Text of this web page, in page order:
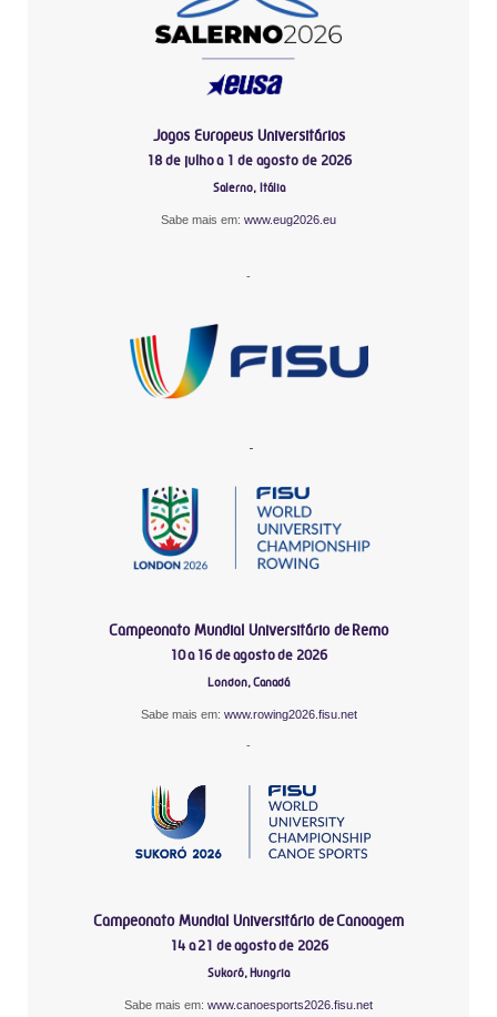
Jogos Europeus Universitários
18 de julho a 1 de agosto de 2026
Salerno, Itália
Sabe mais em: www.eug2026.eu
-
-
Campeonato Mundial Universitário de Remo
10 a 16 de agosto de 2026
London, Canadá
Sabe mais em: www.rowing2026.fisu.net
-
Campeonato Mundial Universitário de Canoagem
14 a 21 de agosto de 2026
Sukoró, Hungria
Sabe mais em: www.canoesports2026.fisu.net